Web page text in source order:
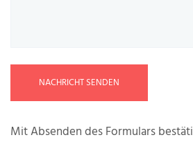
NACHRICHT SENDEN
Mit Absenden des Formulars